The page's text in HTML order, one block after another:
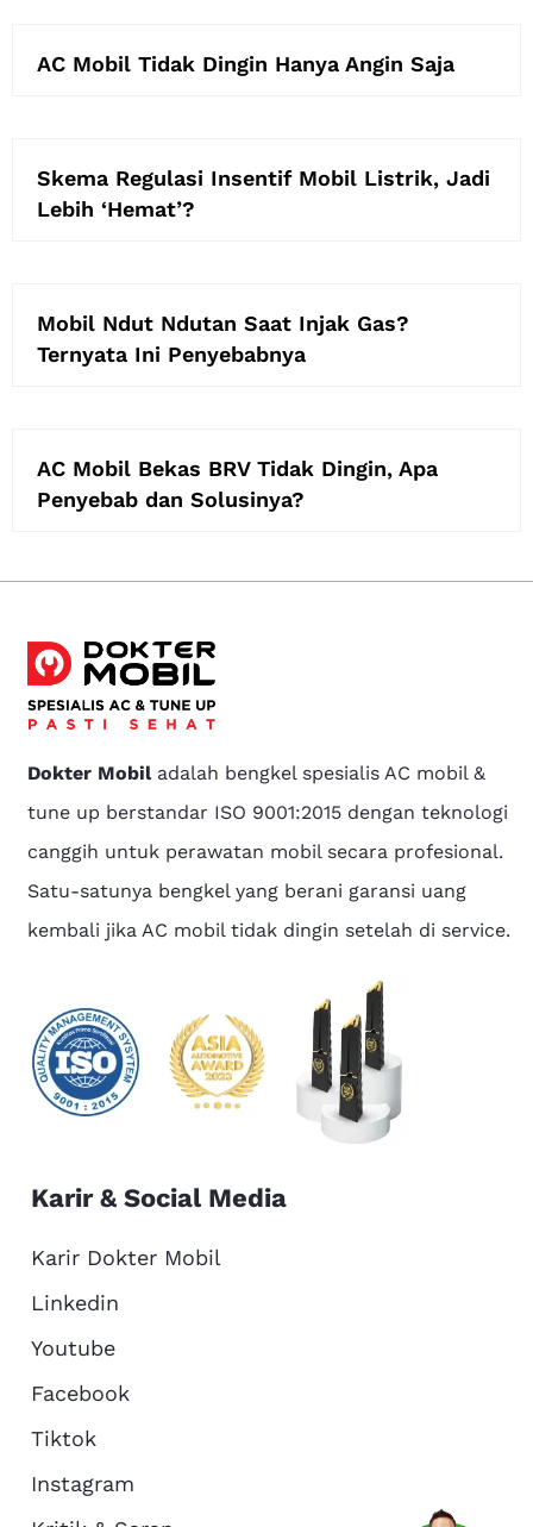
AC Mobil Tidak Dingin Hanya Angin Saja
Skema Regulasi Insentif Mobil Listrik, Jadi
Lebih ‘Hemat’?
Mobil Ndut Ndutan Saat Injak Gas?
Ternyata Ini Penyebabnya
AC Mobil Bekas BRV Tidak Dingin, Apa
Penyebab dan Solusinya?
Dokter Mobiladalah bengkel spesialis AC mobil &
tune up berstandar ISO 9001:2015 dengan teknologi
canggih untuk perawatan mobil secara profesional.
Satu-satunya bengkel yang berani garansi uang
kembali jika AC mobil tidak dingin setelah di service.
Karir & Social Media
Karir Dokter Mobil
Linkedin
Youtube
Facebook
Tiktok
Instagram